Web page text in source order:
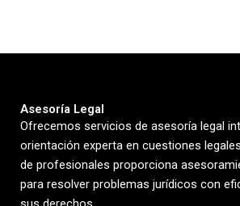
Asesoría Legal
Ofrecemos servicios de asesoría legal
orientación experta en cuestiones
de profesionales proporciona
para resolver problemas jurídicos con